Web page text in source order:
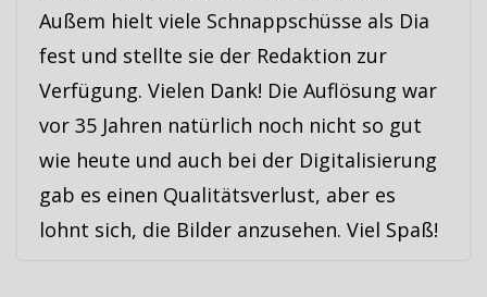
Außem hielt viele Schnappschüsse als Dia
fest und stellte sie der Redaktion zur
Verfügung. Vielen Dank! Die Auflösung war
vor 35 Jahren natürlich noch nicht so gut
wie heute und auch bei der Digitalisierung
gab es einen Qualitätsverlust, aber es
lohnt sich, die Bilder anzusehen. Viel Spaß!